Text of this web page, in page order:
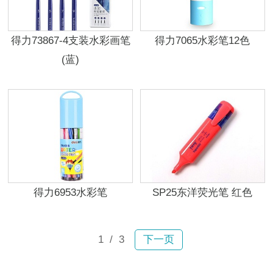
得力73867-4支装水彩画笔
(蓝)
得力7065水彩笔12色
得力6953水彩笔 SP25东洋荧光笔 红色
1/ 3 下一页